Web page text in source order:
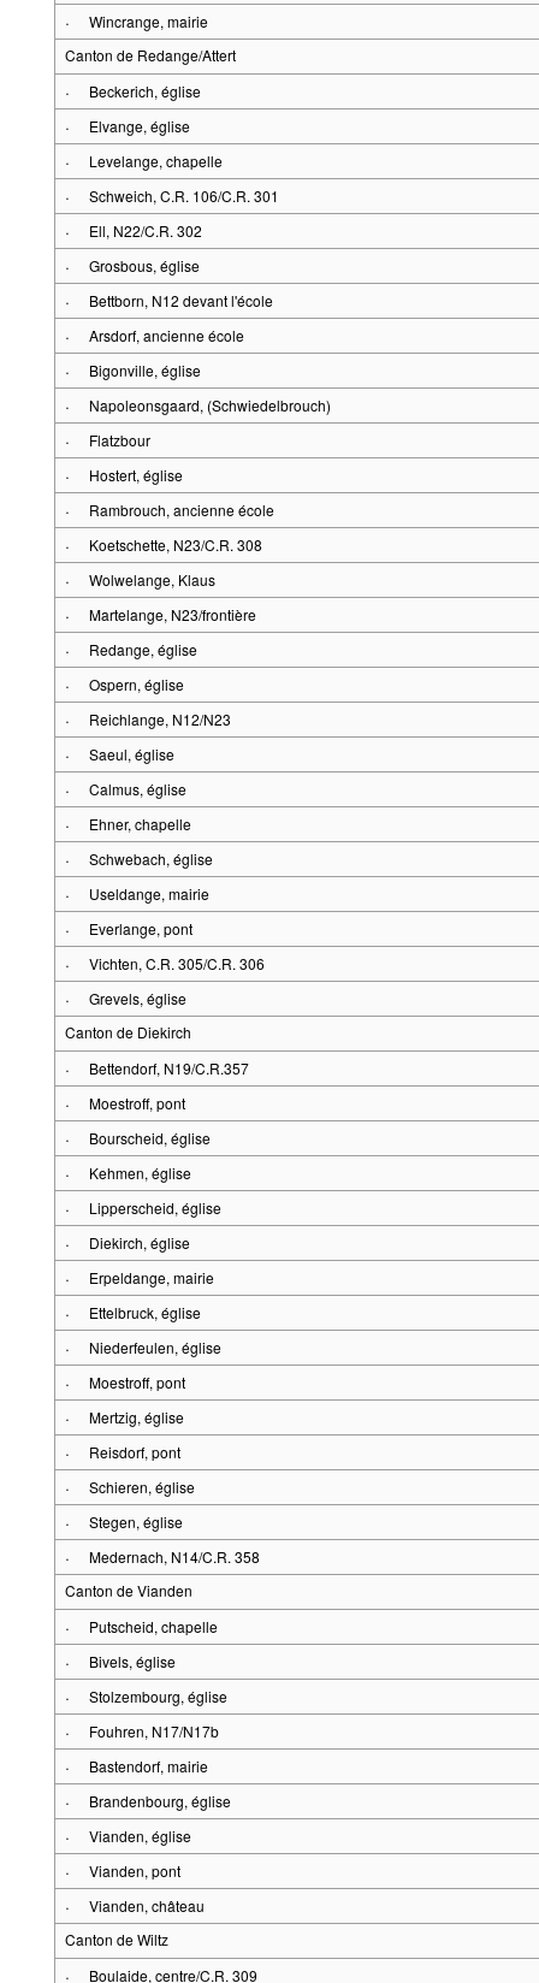
·
Wincrange, mairie
Canton de Redange/Attert
· Beckerich, église
· Elvange, église
· Levelange, chapelle
· Schweich, C.R. 106/C.R. 301
· Ell, N22/C.R. 302
· Grosbous, église
· Bettborn, N12 devant l'école
· Arsdorf, ancienne école
· Bigonville, église
· Napoleonsgaard, (Schwiedelbrouch)
· Flatzbour
· Hostert, église
· Rambrouch, ancienne école
· Koetschette, N23/C.R. 308
· Wolwelange, Klaus
· Martelange, N23/frontière
· Redange, église
· Ospern, église
· Reichlange, N12/N23
· Saeul, église
· Calmus, église
· Ehner, chapelle
· Schwebach, église
· Useldange, mairie
· Everlange, pont
· Vichten, C.R. 305/C.R. 306
·
Grevels, église
Canton de Diekirch
· Bettendorf, N19/C.R.357
· Moestroff, pont
· Bourscheid, église
· Kehmen, église
· Lipperscheid, église
· Diekirch, église
· Erpeldange, mairie
· Ettelbruck, église
· Niederfeulen, église
· Moestroff, pont
· Mertzig, église
· Reisdorf, pont
· Schieren, église
· Stegen, église
·
Medernach, N14/C.R. 358
Canton de Vianden
· Putscheid, chapelle
· Bivels, église
· Stolzembourg, église
· Fouhren, N17/N17b
· Bastendorf, mairie
· Brandenbourg, église
· Vianden, église
· Vianden, pont
·
Vianden, château
Canton de Wiltz
· Boulaide, centre/C.R. 309